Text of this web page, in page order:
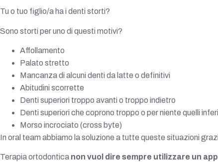
Tu o tuo figlio/a ha i denti storti?
Sono storti per uno di questi motivi?
Affollamento
Palato stretto
Mancanza di alcuni denti da latte o definitivi
Abitudini scorrette
Denti superiori troppo avanti o troppo indietro
Denti superiori che coprono troppo o per niente quelli
Morso incrociato (cross byte)
In oral team abbiamo la soluzione a tutte queste situazioni
Terapia ortodontica non vuol dire sempre utilizzare un